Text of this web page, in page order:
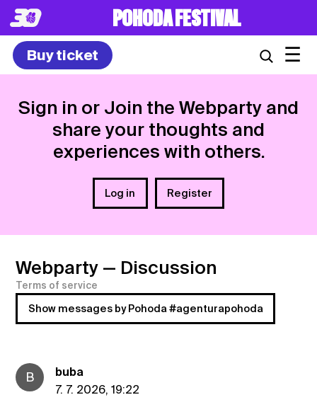
POHODA FESTIVAL
Buy ticket ☰
Sign in or Join the Webparty and
share your thoughts and
experiences with others.
Log in Register
Webparty — Discussion
Terms of service
Show messages by Pohoda #agenturapohoda
B
buba
7. 7. 2026, 19:22